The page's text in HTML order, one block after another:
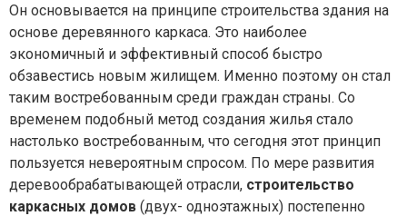
Он основывается на принципе строительства здания на
основе деревянного каркаса. Это наиболее
экономичный и эффективный способ быстро
обзавестись новым жилищем. Именно поэтому он стал
таким востребованным среди граждан страны. Со
временем подобный метод создания жилья стало
настолько востребованным, что сегодня этот принцип
пользуется невероятным спросом. По мере развития
деревообрабатывающей отрасли, строительство
каркасных домов (двух- одноэтажных) постепенно